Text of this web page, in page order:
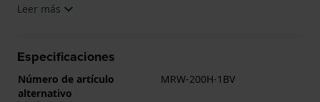
viene con 2 años de garantía.
.
Leer más
Especificaciones
Número de artículo
alternativo
MRW-200H-1BV